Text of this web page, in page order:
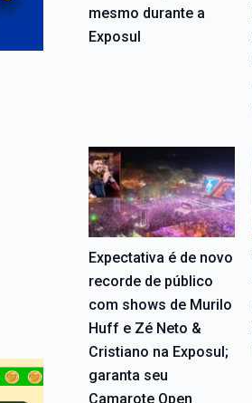
mesmo durante a
Exposul
Expectativa é de novo
recorde de público
com shows de Murilo
Huff e Zé Neto &
Cristiano na Exposul;
garanta seu
Camarote Open